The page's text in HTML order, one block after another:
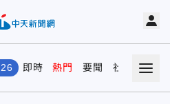
即時 熱門 要聞 社會 娛樂